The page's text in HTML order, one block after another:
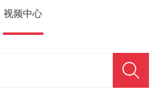
视频中心